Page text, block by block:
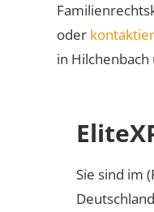
oder
in
Sie sind im